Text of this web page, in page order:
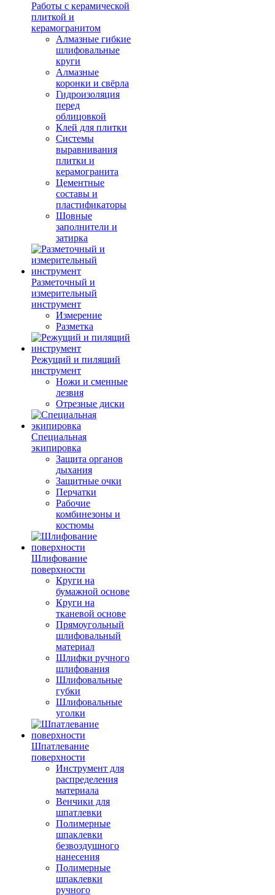
Работы с керамической
плиткой и
керамогранитом
Алмазные гибкие
шлифовальные
круги
Алмазные
коронки и свёрла
Гидроизоляция
перед
облицовкой
Клей для плитки
Системы
выравнивания
плитки и
керамогранита
Цементные
составы и
пластификаторы
Шовные
заполнители и
затирка
Разметочный и
измерительный
инструмент
Измерение
Разметка
Режущий и пилящий
инструмент
Ножи и сменные
лезвия
Отрезные диски
Специальная
экипировка
Защита органов
дыхания
Защитные очки
Перчатки
Рабочие
комбинезоны и
костюмы
Шлифование
поверхности
Круги на
бумажной основе
Круги на
тканевой основе
Прямоугольный
шлифовальный
материал
Шлифки ручного
шлифования
Шлифовальные
губки
Шлифовальные
уголки
Шпатлевание
поверхности
Инструмент для
распределения
материала
Венчики для
шпатлевки
Полимерные
шпаклевки
безвоздушного
нанесения
Полимерные
шпаклевки
ручного